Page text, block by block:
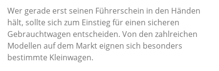
Wer gerade erst seinen Führerschein in den Händen
hält, sollte sich zum Einstieg für einen sicheren
Gebrauchtwagen entscheiden. Von den zahlreichen
Modellen auf dem Markt eignen sich besonders
bestimmte Kleinwagen.